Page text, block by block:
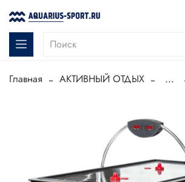
Главная АКТИВНЫЙ ОТДЫХ ...